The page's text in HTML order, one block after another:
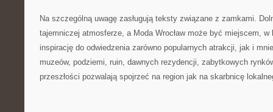
Na szczególną uwagę zasługują teksty związane z zamkami.
tajemniczej atmosferze, a Moda Wrocław może być miejscem,
inspirację do odwiedzenia zarówno popularnych atrakcji, jak i
muzeów, podziemi, ruin, dawnych rezydencji, zabytkowych
przeszłości pozwalają spojrzeć na region jak na skarbnicę